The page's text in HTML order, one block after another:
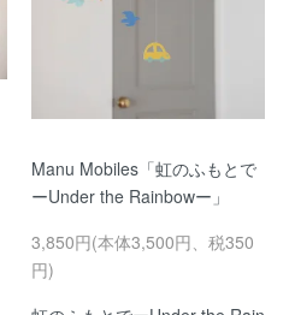
Manu Mobiles「虹のふもとで
ーUnder the Rainbowー」
3,850円(本体3,500円、税350
円)